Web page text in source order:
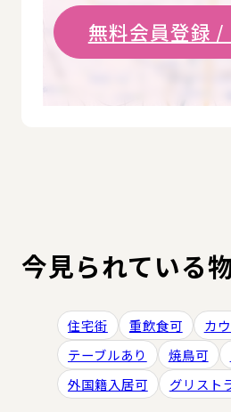
無料会員登録 /
今見られている
住宅街 重飲食可
カ
テーブルあり
焼鳥可
外国籍入居可
グリスト